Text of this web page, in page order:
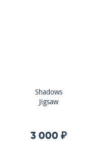
Shadows
Jigsaw
3 000 ₽